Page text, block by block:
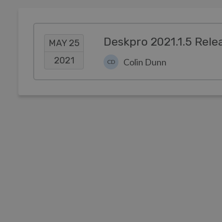
MAY 25
2021
Deskpro 2021.1.5
CD Colin Dunn